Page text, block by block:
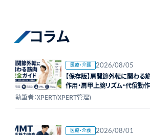
コラム
医療・介護 2026/08/05
【保存版】肩関節外転に関わ
作用・肩甲上腕リズム・代償動作
執筆者：XPERT(XPERT管理)
医療・介護 2026/08/01